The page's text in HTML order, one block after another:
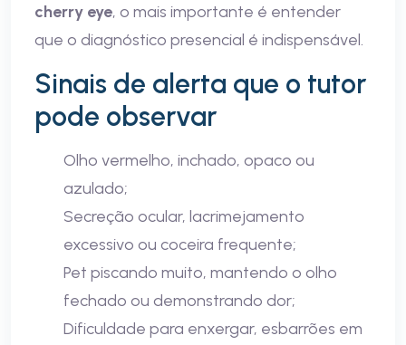
cherry eye, o mais importante é entender
que o diagnóstico presencial é indispensável.
Sinais de alerta que o tutor
pode observar
Olho vermelho, inchado, opaco ou
azulado;
Secreção ocular, lacrimejamento
excessivo ou coceira frequente;
Pet piscando muito, mantendo o olho
fechado ou demonstrando dor;
Dificuldade para enxergar, esbarrões em